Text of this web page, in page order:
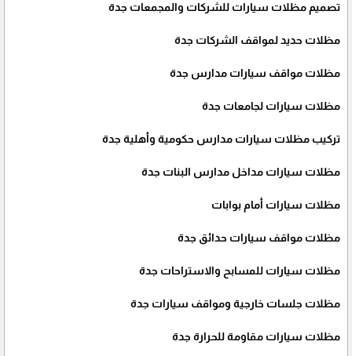
تصميم مظلات سيارات للشركات والمجمعات جدة
مظلات حديد لمواقف الشركات جدة
مظلات مواقف سيارات مدارس جدة
مظلات سيارات لجامعات جدة
تركيب مظلات سيارات مدارس حكومية وأهلية جدة
مظلات سيارات مداخل مدارس البنات جدة
مظلات سيارات أمام بوابات
مظلات مواقف سيارات حدائق جدة
مظلات سيارات للمسابح والاستراحات جدة
مظلات جلسات خارجية ومواقف سيارات جدة
مظلات سيارات مقاومة للحرارة جدة